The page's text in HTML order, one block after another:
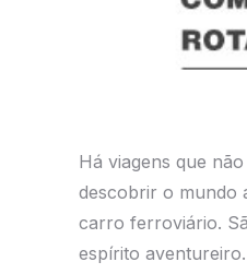
Há viagens que
descobrir o mundo
carro ferroviário.
espírito aventureiro.